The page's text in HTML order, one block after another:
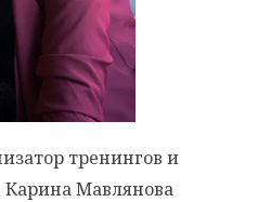
тренингов и
Карина Мавлянова